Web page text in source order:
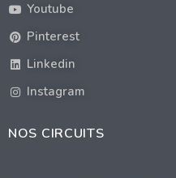
Youtube
Pinterest
Linkedin
Instagram
NOS CIRCUITS